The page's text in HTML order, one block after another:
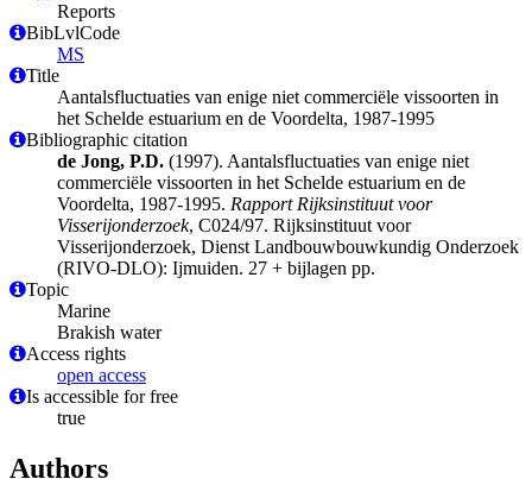
Reports
BibLvlCode
MS
Title
Aantalsfluctuaties van enige niet commerciële vissoorten in
het Schelde estuarium en de Voordelta, 1987-1995
Bibliographic citation
de Jong, P.D. (1997). Aantalsfluctuaties van enige niet
commerciële vissoorten in het Schelde estuarium en de
Voordelta, 1987-1995. Rapport Rijksinstituut voor
Visserijonderzoek, C024/97. Rijksinstituut voor
Visserijonderzoek, Dienst Landbouwbouwkundig Onderzoek
(RIVO-DLO): Ijmuiden. 27 + bijlagen pp.
Topic
Marine
Brakish water
Access rights
open access
Is accessible for free
true
Authors